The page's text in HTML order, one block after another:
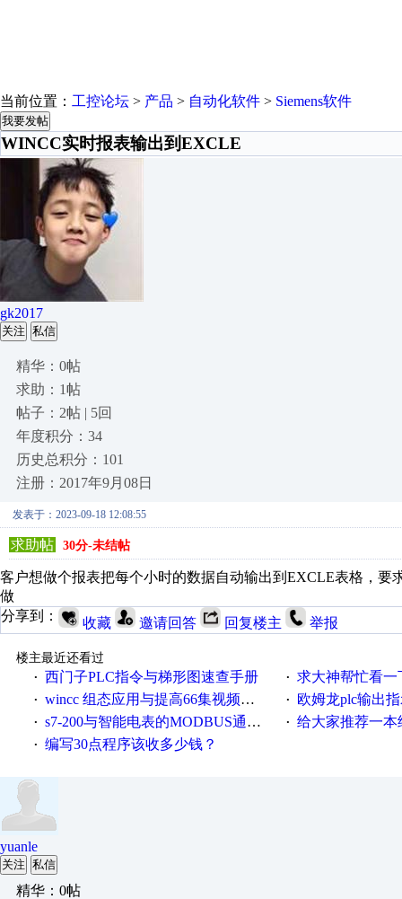
当前位置： 工控论坛 > 产品 > 自动化软件 > Siemens软件
我要发帖
WINCC实时报表输出到EXCLE
gk2017
关注 私信
精华：0帖
求助：1帖
帖子：2帖 | 5回
年度积分：34
历史总积分：101
注册：2017年9月08日
发表于：2023-09-18 12:08:55
求助帖 30分-未结帖
客户想做个报表把每个小时的数据自动输出到EXCLE表格，
做
分享到：
收藏 邀请回答 回复楼主 举报
楼主最近还看过
· 西门子PLC指令与梯形图速查手册 · 求大神帮忙看一
· wincc 组态应用与提高66集视频教程 · 欧姆龙plc输出指示
· s7-200与智能电表的MODBUS通讯验证可行 · 给大家推荐一本经典
· 编写30点程序该收多少钱？
yuanle
关注 私信
精华：0帖